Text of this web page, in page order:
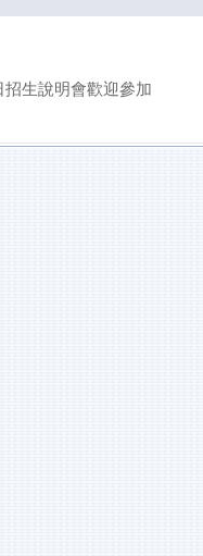
生說明會歡迎參加